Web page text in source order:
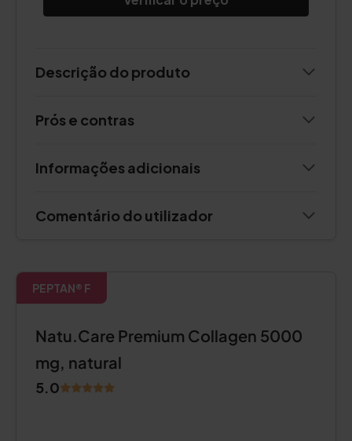
Descrição do produto
Prós e contras
Informações adicionais
Comentário do utilizador
PEPTAN® F
Natu.Care Premium Collagen 5000
mg, natural
5.0